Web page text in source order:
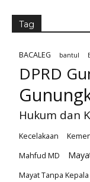
Tag
BACALEG bantul
DPRD
Hukum dan
Kecelakaan
Mahfud MD
Mayat Tanpa Kepala